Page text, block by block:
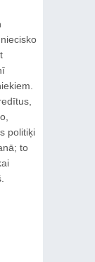
politiķi
to